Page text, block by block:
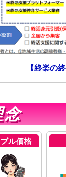
【終楽の
念
ル価格